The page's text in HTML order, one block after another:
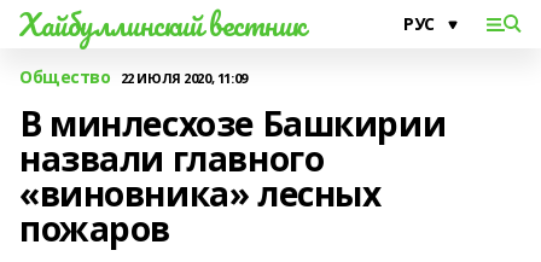
Хайбуллинский вестник
Общество 22 ИЮЛЯ 2020, 11:09
В минлесхозе Башкирии
назвали главного
«виновника» лесных
пожаров